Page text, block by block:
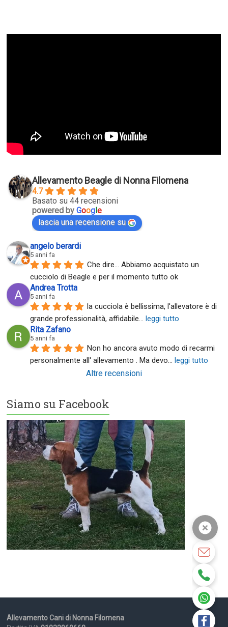
Allevamento Beagle di Nonna Filomena
4.7
Basato su 44 recensioni
powered byGoog le
lascia una recensione su
angelo berardi
5 anni fa
Che dire... Abbiamo acquistato un
cucciolo di Beagle e per il momento tutto ok
Andrea Trotta
5 anni fa
la cucciola è bellissima, l'allevatore è di
grande professionalità, affidabile... leggi tutto
Rita Zafano
5 anni fa
Non ho ancora avuto modo di recarmi
personalmente all' allevamento . Ma devo... leggi tutto
Altre recensioni
Siamo su Facebook
Allevamento Cani di Nonna Filomena